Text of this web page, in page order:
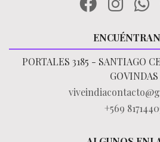
PORTALES 3185 - SANTIAGO
GOVINDAS
+569